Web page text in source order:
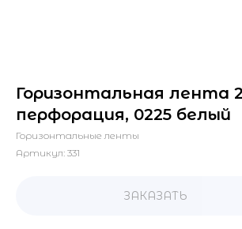
Горизонтальная лента
перфорация, 0225 белый
Горизонтальные ленты
Артикул: 331
ЗАКАЗАТЬ